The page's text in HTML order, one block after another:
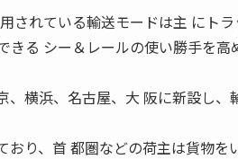
れている輸送モードは主 にトラ
きる シー＆レールの使い勝手を高
横浜、名古屋、大 阪に新設し、
り、首 都圏などの荷主は貨物を